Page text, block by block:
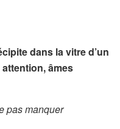
dans la vitre d’un
âmes
pas manquer